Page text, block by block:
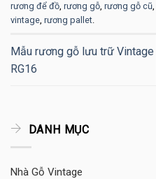
rương để đồ, rương gỗ, rương gỗ cũ,
vintage, rương pallet.
Mẫu rương gỗ lưu trữ Vintage
RG16
DANH MỤC
Nhà Gỗ Vintage